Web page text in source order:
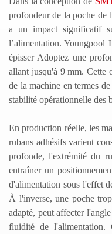
profondeur de la poche de
a un impact significatif
l’alimentation.Youngpool
épisser Adoptez une
allant jusqu'à 9 mm. Cette
de la machine en termes
stabilité opérationnelle des
En production réelle, les
rubans adhésifs varient
profonde, l'extrémité du
entraîner un
d'alimentation sous l'effet
À l'inverse, une poche
adapté, peut affecter
fluidité de l'alimentation.